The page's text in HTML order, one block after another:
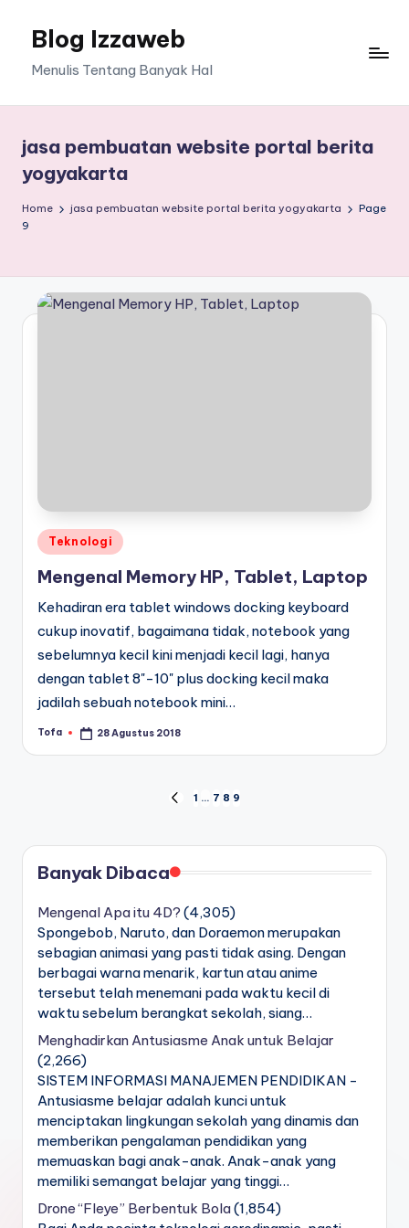
Blog Izzaweb
Menulis Tentang Banyak Hal
jasa pembuatan website portal berita
yogyakarta
Home jasa pembuatan website portal berita yogyakarta
Page
9
Posted
in
Teknologi
Mengenal Memory HP, Tablet, Laptop
Kehadiran era tablet windows docking keyboard
cukup inovatif, bagaimana tidak, notebook yang
sebelumnya kecil kini menjadi kecil lagi, hanya
dengan tablet 8"-10" plus docking kecil maka
jadilah sebuah notebook mini…
Posted
Tofa 28 Agustus 2018
pos
PREVIOUS
1 … 7 8 9
Banyak Dibaca
Mengenal Apa itu 4D? (4,305)
Spongebob, Naruto, dan Doraemon merupakan
sebagian animasi yang pasti tidak asing. Dengan
berbagai warna menarik, kartun atau anime
tersebut telah menemani pada waktu kecil di
waktu sebelum berangkat sekolah, siang…
Menghadirkan Antusiasme Anak untuk Belajar
(2,266)
SISTEM INFORMASI MANAJEMEN PENDIDIKAN -
Antusiasme belajar adalah kunci untuk
menciptakan lingkungan sekolah yang dinamis dan
memberikan pengalaman pendidikan yang
memuaskan bagi anak-anak. Anak-anak yang
memiliki semangat belajar yang tinggi…
Drone “Fleye” Berbentuk Bola(1,854)